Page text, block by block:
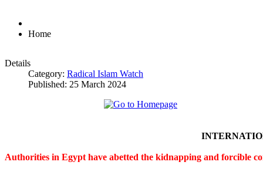
Home
Details
Category: Radical Islam Watch
Published: 25 March 2024
Authorities in Egypt have abetted the kidnapping and forcible